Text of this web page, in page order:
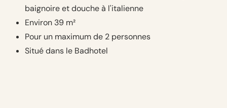
baignoire et douche à l'italienne
Environ 39 m²
Pour un maximum de 2 personnes
Situé dans le Badhotel